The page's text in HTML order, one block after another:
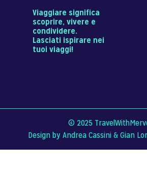
Viaggiare significa
scoprire, vivere e
condividere.
Lasciati ispirare nei
tuoi viaggi!
© 2025
Design by Andrea Cassini &Gian